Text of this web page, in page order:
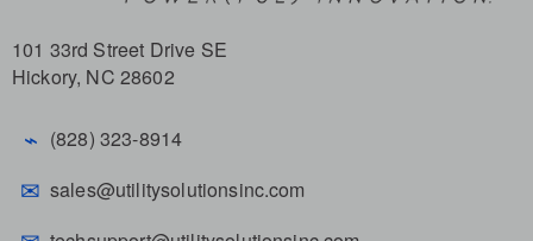
101 33rd Street Drive SE
Hickory, NC 28602
⌁ (828) 323-8914
✉ sales@utilitysolutionsinc.com